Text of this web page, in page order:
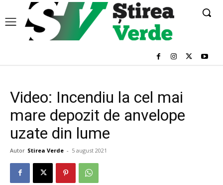
Video: Incendiu la cel mai
mare depozit de anvelope
uzate din lume
Autor Stirea Verde - 5 august 2021